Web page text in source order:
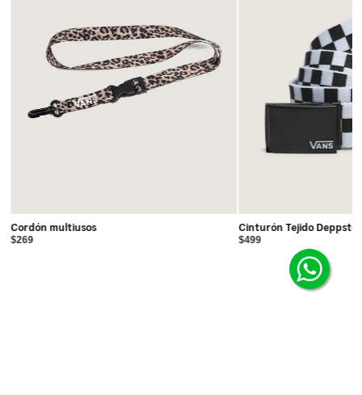
Cordón multiusos
$269
Cinturón Tejido Deppster
$499